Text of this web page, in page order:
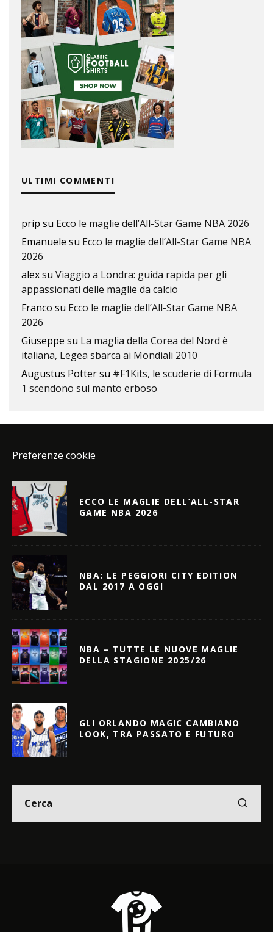
ULTIMI COMMENTI
prip su Ecco le maglie dell’All-Star Game NBA 2026
Emanuele su Ecco le maglie dell’All-Star Game NBA
2026
alexsu Viaggio a Londra: guida rapida per gli
appassionati delle maglie da calcio
Franco su Ecco le maglie dell’All-Star Game NBA
2026
Giuseppe su La maglia della Corea del Nord è
italiana, Legea sbarca ai Mondiali 2010
Augustus Pottersu #F1Kits, le scuderie di Formula
1 scendono sul manto erboso
Preferenze cookie
ECCO LE MAGLIE DELL’ALL-STAR
GAME NBA 2026
NBA: LE PEGGIORI CITY EDITION
DAL 2017 A OGGI
NBA – TUTTE LE NUOVE MAGLIE
DELLA STAGIONE 2025/26
GLI ORLANDO MAGIC CAMBIANO
LOOK, TRA PASSATO E FUTURO